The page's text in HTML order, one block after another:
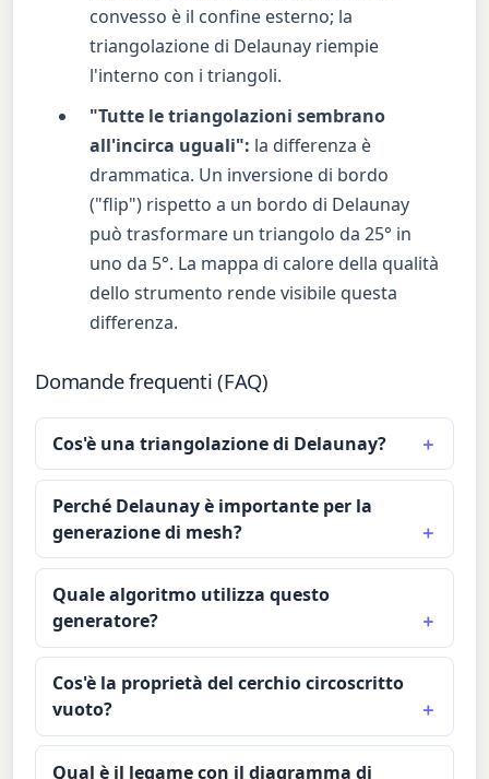
convesso è il confine esterno; la
triangolazione di Delaunay riempie
l'interno con i triangoli.
"Tutte le triangolazioni sembrano
all'incirca uguali": la differenza è
drammatica. Un inversione di bordo
("flip") rispetto a un bordo di Delaunay
può trasformare un triangolo da 25° in
uno da 5°. La mappa di calore della qualità
dello strumento rende visibile questa
differenza.
Domande frequenti (FAQ)
Cos'è una triangolazione di Delaunay?
Perché Delaunay è importante per la
generazione di mesh?
Quale algoritmo utilizza questo
generatore?
Cos'è la proprietà del cerchio circoscritto
vuoto?
Qual è il legame con il diagramma di